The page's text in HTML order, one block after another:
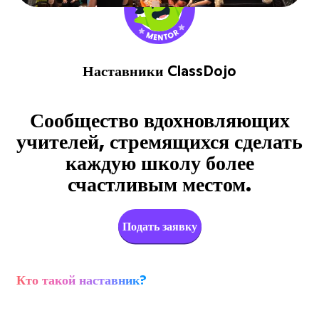
Наставники ClassDojo
Сообщество вдохновляющих
учителей, стремящихся сделать
каждую школу более
счастливым местом.
Подать заявку
Кто такой наставник?